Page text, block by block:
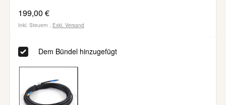
199,00 €
Inkl. Steuern , Exkl. Versand
Dem Bündel hinzugefügt